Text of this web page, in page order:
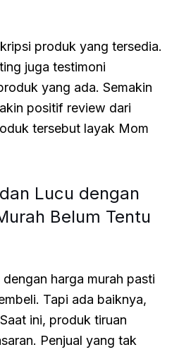
produk yang tersedia.
juga testimoni
yang ada. Semakin
positif review dari
tersebut layak Mom
Lucu dengan
Belum Tentu
harga murah pasti
Tapi ada baiknya,
ini, produk tiruan
Penjual yang tak